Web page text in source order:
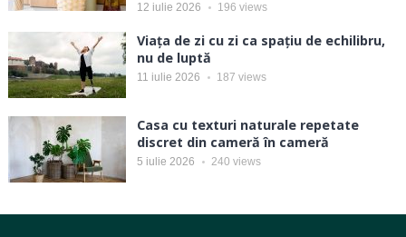
12 iulie 2026 196 views
Viața de zi cu zi ca spațiu de echilibru,
nu de luptă
11 iulie 2026 187 views
Casa cu texturi naturale repetate
discret din cameră în cameră
5 iulie 2026 240 views